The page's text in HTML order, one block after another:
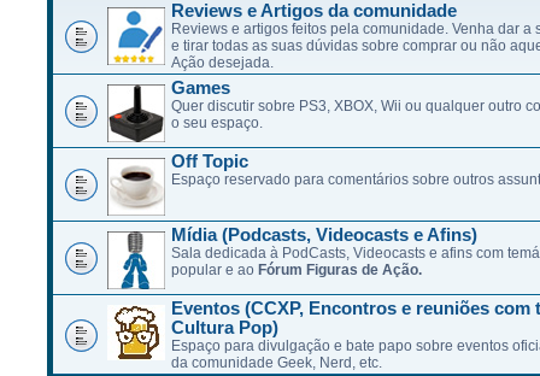
Reviews e Artigos da comunidade
Reviews e artigos feitos pela comunidade. Venha dar a
e tirar todas as suas dúvidas sobre comprar ou não
Ação desejada.
Games
Quer discutir sobre PS3, XBOX, Wii ou qualquer outro
o seu espaço.
Off Topic
Espaço reservado para comentários sobre outros
Mídia (Podcasts, Videocasts e Afins)
Sala dedicada à PodCasts, Videocasts e afins com
popular e ao Fórum Figuras de Ação.
Eventos (CCXP, Encontros e reuniões com
Cultura Pop)
Espaço para divulgação e bate papo sobre eventos
da comunidade Geek, Nerd, etc.